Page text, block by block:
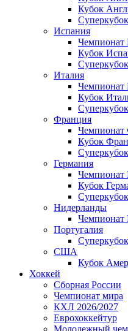
Кубок
Испания
Чемпионат
Кубок
Италия
Чемпионат
Кубок
Франция
Чемпионат
Кубок
Германия
Чемпионат
Кубок
Нидерланды
Чемпионат
Португалия
США
Кубок
Хоккей
Сборная России
Чемпионат мира
КХЛ 2026/2027
Еврохоккейтур
Молодежный